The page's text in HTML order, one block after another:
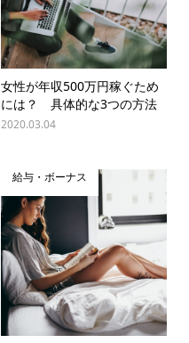
女性が年収500万円稼ぐため
には？ 具体的な3つの方法
2020.03.04
給与・ボーナス